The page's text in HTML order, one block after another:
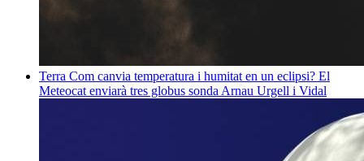
Terra Com canvia temperatura i humitat en un eclipsi? El
Meteocat enviarà tres globus sonda Arnau Urgell i Vidal